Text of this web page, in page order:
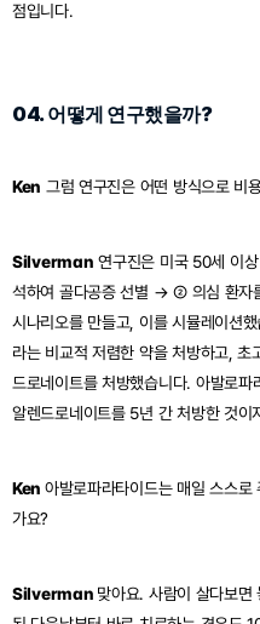
점입니다.
04. 어떻게 연구했을까?
Ken 그럼 연구진은 어떤 방식으로 비
Silverman 연구진은 미국 50세 이
석하여 골다공증 선별 → ② 의심 환
시나리오를 만들고, 이를 시뮬레이션
라는 비교적 저렴한 약을 처방하고,
드로네이트를 처방했습니다. 아발로
알렌드로네이트를 5년 간 처방한 것이
Ken 아발로파라타이드는 매일 스스
가요?
Silverman 맞아요. 사람이 살다보면